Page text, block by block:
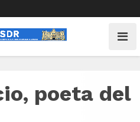
poeta del